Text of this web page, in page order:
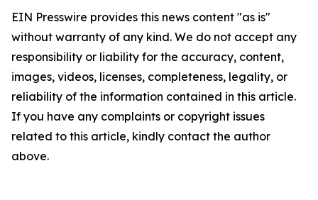
EIN Presswire provides this news content "as is"
without warranty of any kind. We do not accept any
responsibility or liability for the accuracy, content,
images, videos, licenses, completeness, legality, or
reliability of the information contained in this article.
If you have any complaints or copyright issues
related to this article, kindly contact the author
above.